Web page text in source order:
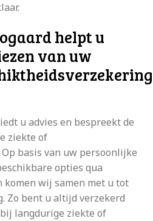
helpt u
van uw
u advies en bespreekt de
ziekte of
basis van uw persoonlijke
opties qua
wij samen met u tot
Zo bent u altijd verzekerd
langdurige ziekte of